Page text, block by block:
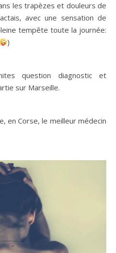
les trapèzes et douleurs de
avec une sensation de
tempête toute la journée:
)
question diagnostic et
sur Marseille.
en Corse, le meilleur médecin